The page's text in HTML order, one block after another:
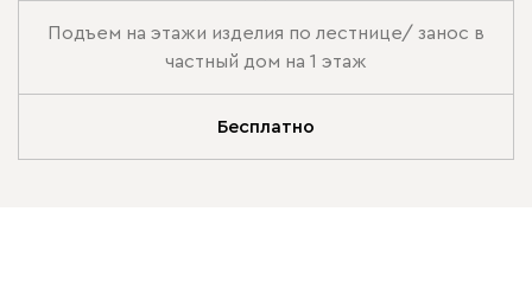
Подъем на этажи изделия по лестнице/ занос в
частный дом на 1 этаж
Бесплатно